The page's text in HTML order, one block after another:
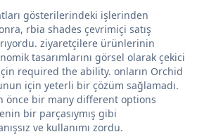
gösterilerindeki işlerinden
rbia shades çevrimiçi satış
ziyaretçilere ürünlerinin
tasarımlarını görsel olarak çekici
required the ability. onların Orchid
için yeterli bir çözüm sağlamadı.
önce bir many different options
bir parçasıymış gibi
ve kullanımı zordu.